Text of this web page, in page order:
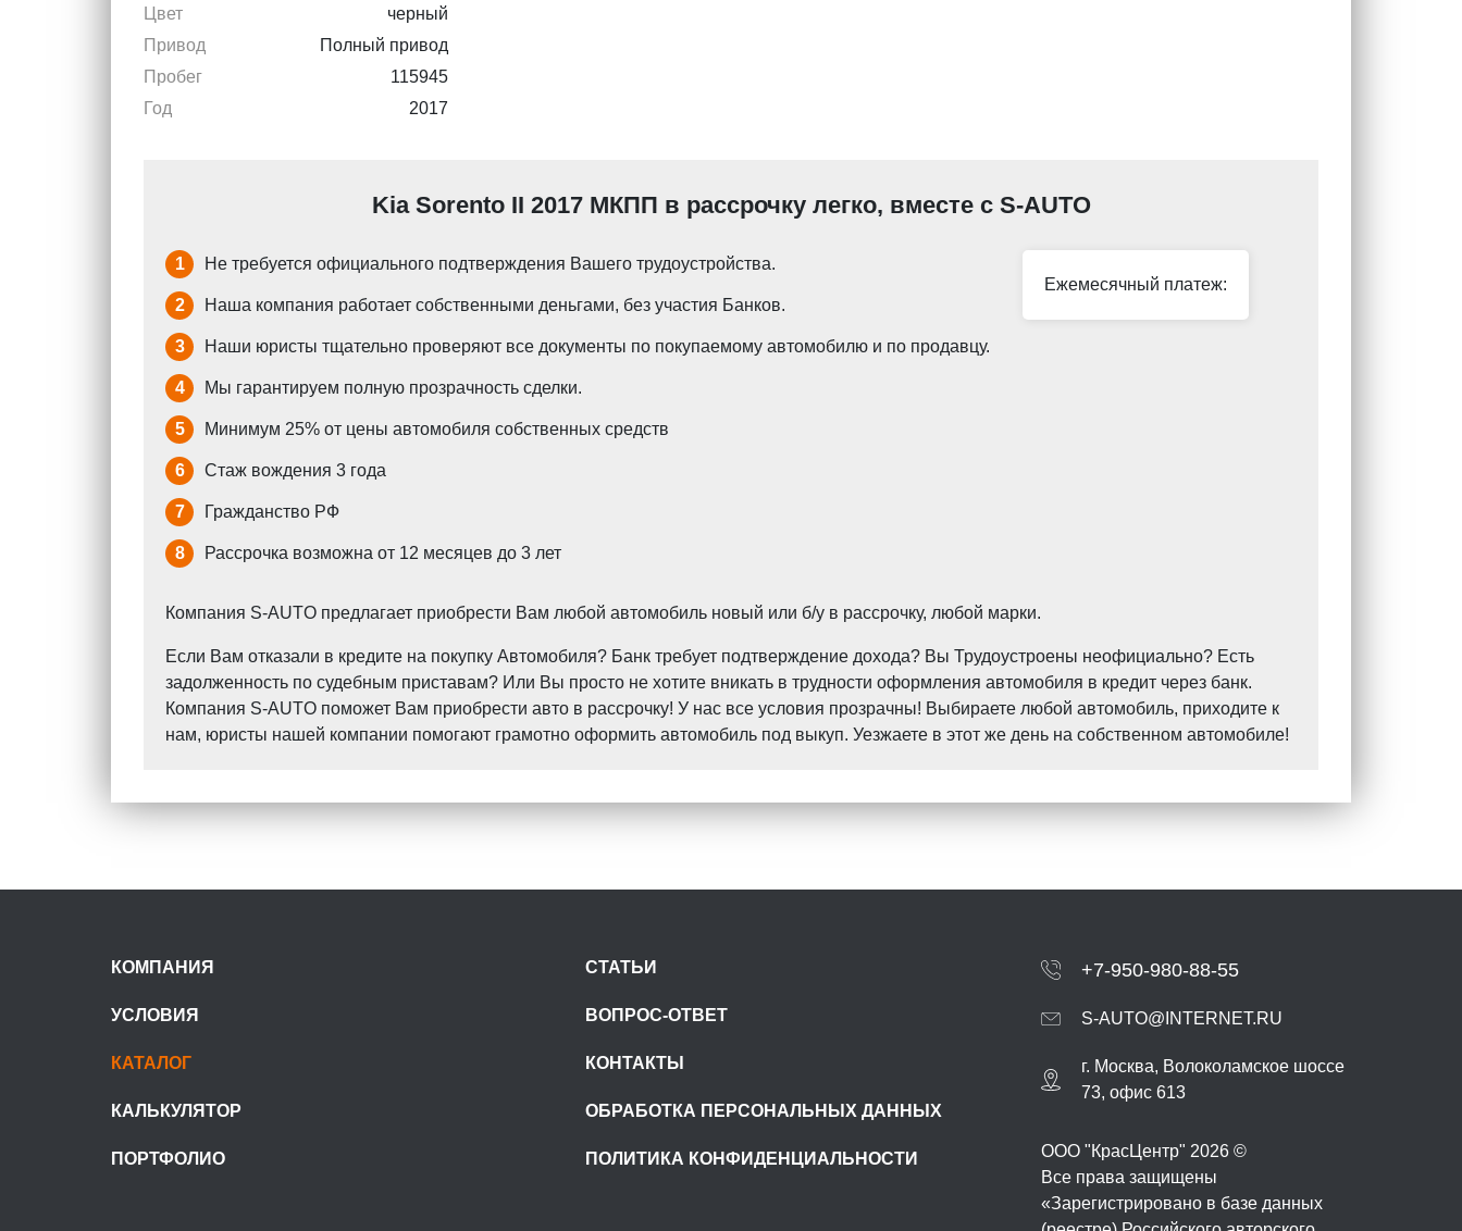
Цвет
черный
Привод
Полный привод
Пробег
115945
Год
2017
Kia Sorento II 2017 МКПП в рассрочку легко, вместе с S-AUTO
1 Не требуется официального подтверждения Вашего трудоустройства.
2 Наша компания работает собственными деньгами, без участия Банков.
3 Наши юристы тщательно проверяют все документы по покупаемому автомобилю и по продавцу.
4 Мы гарантируем полную прозрачность сделки.
5 Минимум 25% от цены автомобиля собственных средств
6 Стаж вождения 3 года
7 Гражданство РФ
8 Рассрочка возможна от 12 месяцев до 3 лет
Ежемесячный платеж:
Компания S-AUTO предлагает приобрести Вам любой автомобиль новый или б/у в рассрочку, любой марки.
Если Вам отказали в кредите на покупку Автомобиля? Банк требует подтверждение дохода? Вы Трудоустроены неофициально? Есть
задолженность по судебным приставам? Или Вы просто не хотите вникать в трудности оформления автомобиля в кредит через банк.
Компания S-AUTO поможет Вам приобрести авто в рассрочку! У нас все условия прозрачны! Выбираете любой автомобиль, приходите к
нам, юристы нашей компании помогают грамотно оформить автомобиль под выкуп. Уезжаете в этот же день на собственном автомобиле!
КОМПАНИЯ
УСЛОВИЯ
КАТАЛОГ
КАЛЬКУЛЯТОР
ПОРТФОЛИО
СТАТЬИ
ВОПРОС-ОТВЕТ
КОНТАКТЫ
ОБРАБОТКА ПЕРСОНАЛЬНЫХ ДАННЫХ
ПОЛИТИКА КОНФИДЕНЦИАЛЬНОСТИ
+7-950-980-88-55
S-AUTO@INTERNET.RU
г. Москва, Волоколамское шоссе
73, офис 613
ООО "КрасЦентр" 2026 ©
Все права защищены
«Зарегистрировано в базе данных